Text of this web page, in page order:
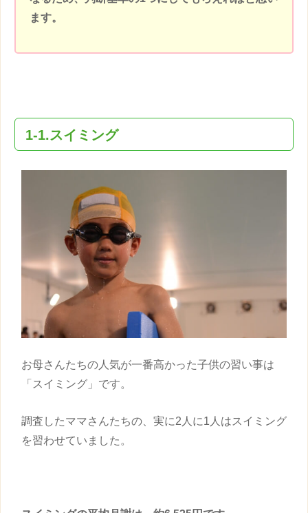
ます。
1-1.スイミング
お母さんたちの人気が一番高かった子供の習い事は
「スイミング」です。
調査したママさんたちの、実に2人に1人はスイミング
を習わせていました。